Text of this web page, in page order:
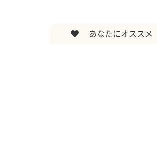
あなたにオススメ